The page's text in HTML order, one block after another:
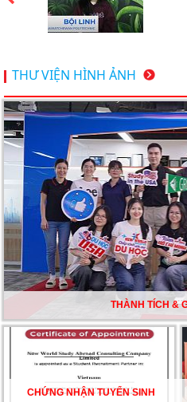
chương trình
bạn khám phá
Du học Mỹ năm
nền giáo dục
TƯ VẤN DU
CHẮC TỪ NEW
DU HỌC ÚC
ĐẦU CỦA DU
ĐỀU CÓ LÝ DO!!
CHẠM GIẤC MƠ
HỘI GHI DANH
THƯ VIỆN HÌNH ẢNH
THÀNH TÍCH &
CHỨNG NHẬN TUYỂN SINH